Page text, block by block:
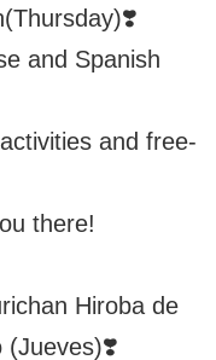
and Spanish
and free-
there!
Hiroba de
(Jueves)❣️